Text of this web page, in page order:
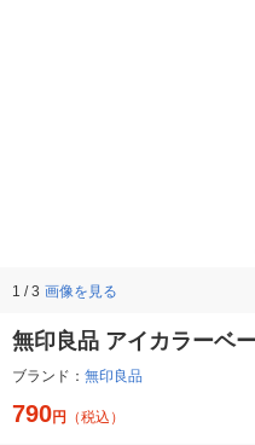
1 / 3 画像を見る
無印良品 アイカラーベ
ブランド： 無印良品
790円 （税込）